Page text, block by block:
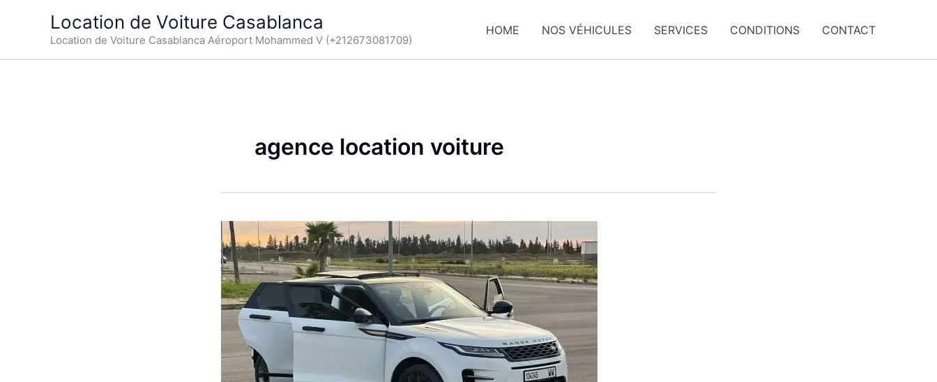
Location de Voiture Casablanca
Location de Voiture Casablanca Aéroport Mohammed V (+212673081709)
HOME NOS VÉHICULES SERVICES CONDITIONS CONTACT
agence location voiture